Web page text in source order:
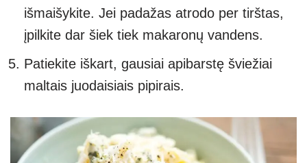
išmaišykite. Jei padažas atrodo per tirštas,
įpilkite dar šiek tiek makaronų vandens.
Patiekite iškart, gausiai apibarstę šviežiai
maltais juodaisiais pipirais.